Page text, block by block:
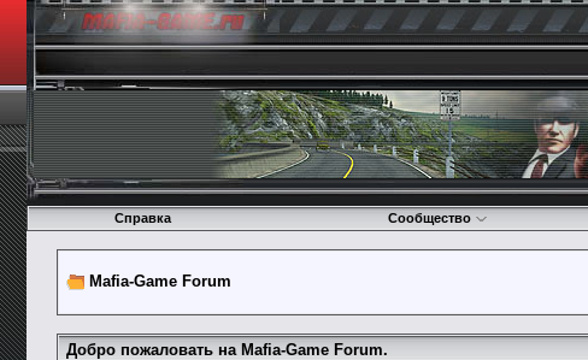
Справка Сообщество
Mafia-Game Forum
Добро пожаловать на Mafia-Game Forum.